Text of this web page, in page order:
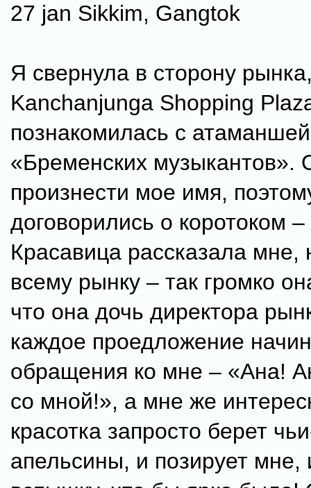
27 jan Sikkim, Gangtok
Я свернула в сторону
Kanchanjunga Shopping
познакомилась с
«Бременских музыкантов».
произнести мое имя,
договорились о коротоком
Красавица рассказала мне,
всему рынку – так громко
что она дочь директора
каждое проедложение
обращения ко мне – «Ана!
со мной!», а мне же
красотка запросто берет
апельсины, и позирует мне,